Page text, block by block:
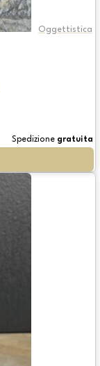
Oggettistica
Spedizione gratuita